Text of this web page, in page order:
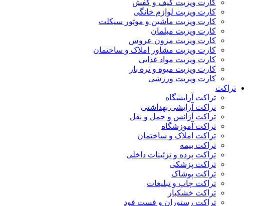
کارت ویزیت کیف و کفش
کارت ویزیت لوازم خانگی
کارت ویزیت ماشین و موتور سیکلت
کارت ویزیت مبلمان
کارت ویزیت مزون عروس
کارت ویزیت مشاور املاک و ساختمان
کارت ویزیت مواد غذایی
کارت ویزیت میوه و تره بار
کارت ویزیت ورزشی
تراکت
تراکت آرایشگاه
تراکت آرایشی بهداشتی
تراکت آژانس و حمل و نقل
تراکت آموزشگاه
تراکت املاک و ساختمان
تراکت بیمه
تراکت پرده و تزئینات داخلی
تراکت پزشکی
تراکت پوشاک
تراکت چاپ و تبلیغات
تراکت خشکبار
تراکت رستوران و فست فود